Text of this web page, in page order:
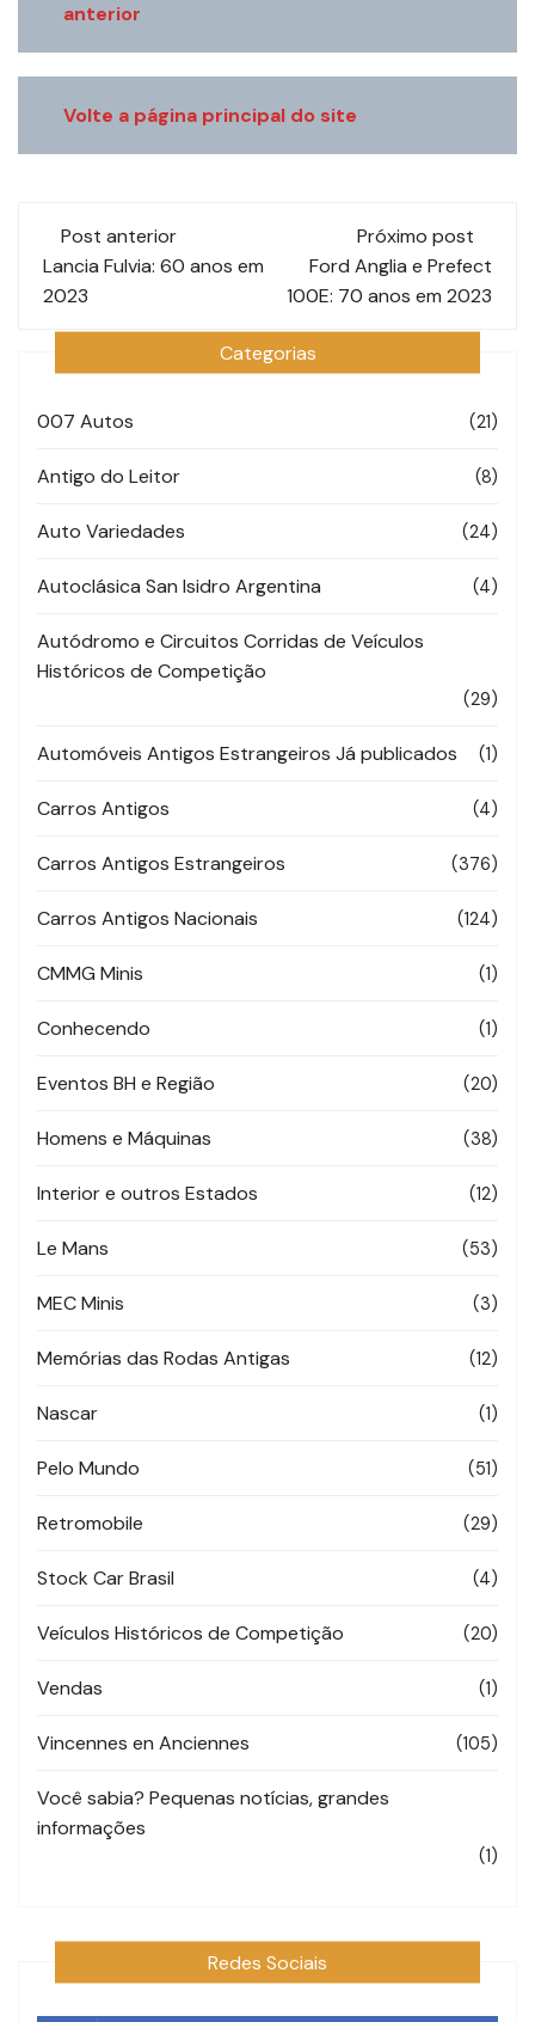
anterior
Volte a página principal do site
Navegação
de
post
Post anterior
Lancia Fulvia: 60 anos em
2023
Próximo post
Ford Anglia e Prefect
100E: 70 anos em 2023
Categorias
007 Autos (21)
Antigo do Leitor (8)
Auto Variedades (24)
Autoclásica San Isidro Argentina (4)
Autódromo e Circuitos Corridas de Veículos
Históricos de Competição
(29)
Automóveis Antigos Estrangeiros Já publicados (1)
Carros Antigos (4)
Carros Antigos Estrangeiros (376)
Carros Antigos Nacionais (124)
CMMG Minis (1)
Conhecendo (1)
Eventos BH e Região (20)
Homens e Máquinas (38)
Interior e outros Estados (12)
Le Mans (53)
MEC Minis (3)
Memórias das Rodas Antigas (12)
Nascar (1)
Pelo Mundo (51)
Retromobile (29)
Stock Car Brasil (4)
Veículos Históricos de Competição (20)
Vendas (1)
Vincennes en Anciennes (105)
Você sabia? Pequenas notícias, grandes
informações
(1)
Redes Sociais